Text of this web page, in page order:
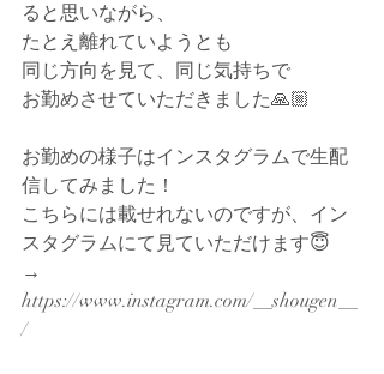
ると思いながら、
たとえ離れていようとも
同じ方向を見て、同じ気持ちで
お勤めさせていただきました🙏🏼
お勤めの様子はインスタグラムで生配
信してみました！
こちらには載せれないのですが、イン
スタグラムにて見ていただけます😇
→
https://www.instagram.com/__shougen__
/